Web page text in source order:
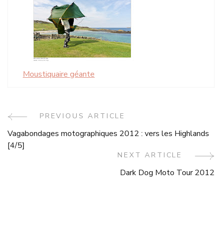
Moustiquaire géante
Post
Navigation
PREVIOUS ARTICLE
Vagabondages motographiques 2012 : vers les Highlands
[4/5]
NEXT ARTICLE
Dark Dog Moto Tour 2012